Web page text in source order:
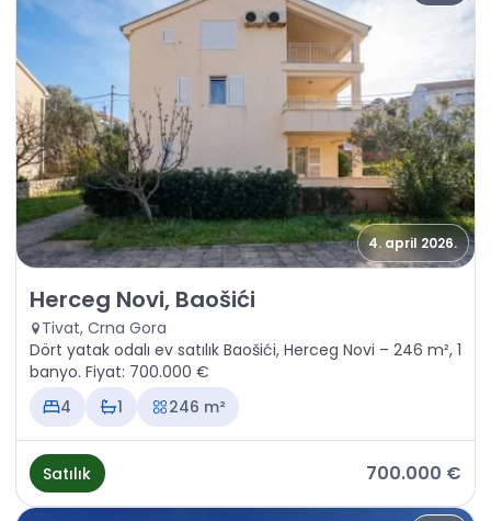
4. april 2026.
Satılık - Ev Herceg Novi, Baošići
Herceg Novi, Baošići
Tivat, Crna Gora
Dört yatak odalı ev satılık Baošići, Herceg Novi – 246 m², 1
banyo. Fiyat: 700.000 €
4
1 246 m²
Satılık 700.000 €